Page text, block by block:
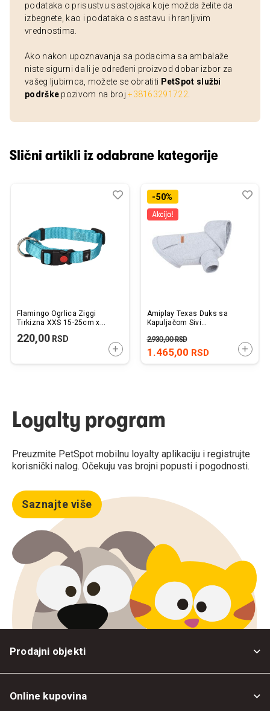
podataka o prisustvu sastojaka koje možda želite da
izbegnete, kao i podataka o sastavu i hranljivim
vrednostima.
Ako nakon upoznavanja sa podacima sa ambalaže
niste sigurni da li je određeni proizvod dobar izbor za
vašeg ljubimca, možete se obratiti PetSpot službi
podrške pozivom na broj+38163291722
Slični artikli iz odabrane kategorije
Flamingo Ogrlica Ziggi
Tirkizna XXS 15-25cm x
220,00 RSD
DODAJTE U KORPU
Dodaj
Uporedi-50%
Amiplay Texas Duks sa
Kapuljačom Sivi
1.465,00 RSD
2.930,00RSD
Loyalty program
Preuzmite PetSpot mobilnu loyalty aplikaciju i registrujte
korisnički nalog. Očekuju vas brojni popusti i pogodnosti.
Saznajte više
Prodajni objekti
Online kupovina